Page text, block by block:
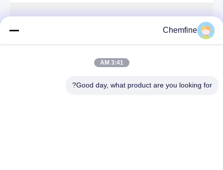
اتصال سريع
Chemfine
3:41 AM
Good day, what product are you looking for?